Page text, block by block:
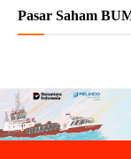
Pasar Saham